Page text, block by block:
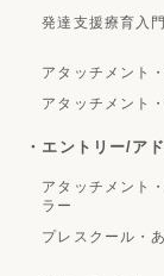
発達支援療育入門
アタッチメント
アタッチメント
・エントリー/ア
アタッチメント
ラー
プレスクール・